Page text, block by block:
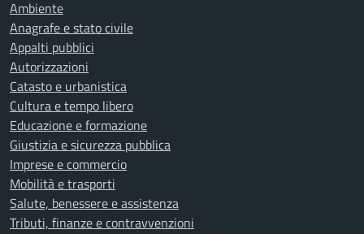
Ambiente
Anagrafe e stato civile
Appalti pubblici
Autorizzazioni
Catasto e urbanistica
Cultura e tempo libero
Educazione e formazione
Giustizia e sicurezza pubblica
Imprese e commercio
Mobilità e trasporti
Salute, benessere e assistenza
Tributi, finanze e contravvenzioni